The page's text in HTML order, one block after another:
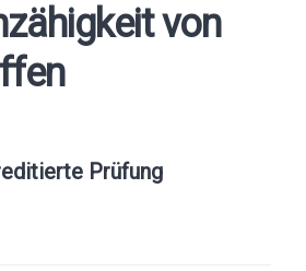
von
Prüfung